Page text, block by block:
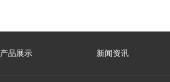
产品展示 新闻资讯